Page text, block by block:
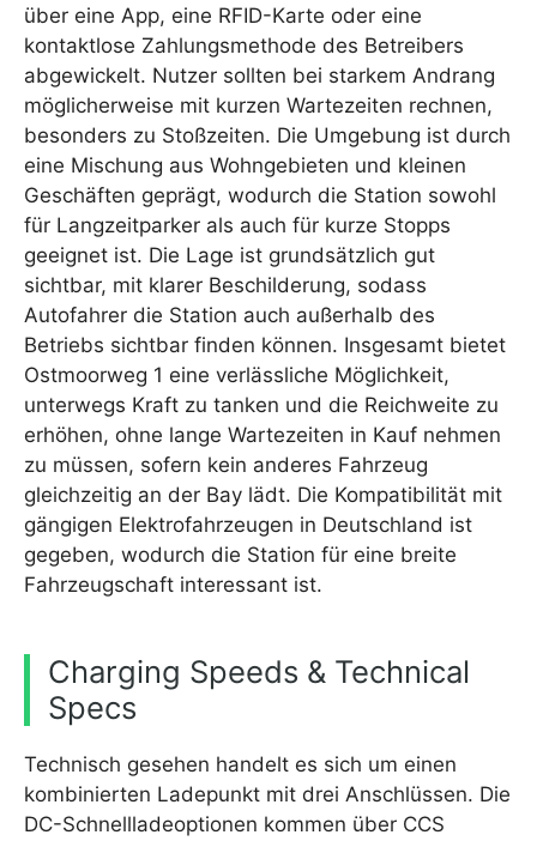
über eine App, eine RFID-Karte oder eine
kontaktlose Zahlungsmethode des Betreibers
abgewickelt. Nutzer sollten bei starkem Andrang
möglicherweise mit kurzen Wartezeiten rechnen,
besonders zu Stoßzeiten. Die Umgebung ist durch
eine Mischung aus Wohngebieten und kleinen
Geschäften geprägt, wodurch die Station sowohl
für Langzeitparker als auch für kurze Stopps
geeignet ist. Die Lage ist grundsätzlich gut
sichtbar, mit klarer Beschilderung, sodass
Autofahrer die Station auch außerhalb des
Betriebs sichtbar finden können. Insgesamt bietet
Ostmoorweg 1 eine verlässliche Möglichkeit,
unterwegs Kraft zu tanken und die Reichweite zu
erhöhen, ohne lange Wartezeiten in Kauf nehmen
zu müssen, sofern kein anderes Fahrzeug
gleichzeitig an der Bay lädt. Die Kompatibilität mit
gängigen Elektrofahrzeugen in Deutschland ist
gegeben, wodurch die Station für eine breite
Fahrzeugschaft interessant ist.
Charging Speeds & Technical
Specs
Technisch gesehen handelt es sich um einen
kombinierten Ladepunkt mit drei Anschlüssen. Die
DC-Schnellladeoptionen kommen über CCS